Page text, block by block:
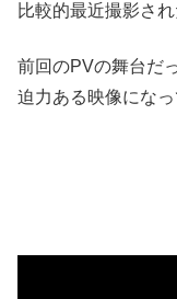
比較的最近撮影さ
前回のPVの舞台だ
迫力ある映像になっ